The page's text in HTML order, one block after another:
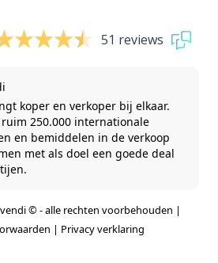
51 reviews
koper en verkoper bij elkaar.
250.000 internationale
en bemiddelen in de verkoop
met als doel een goede deal
© - alle rechten voorbehouden |
| Privacy verklaring